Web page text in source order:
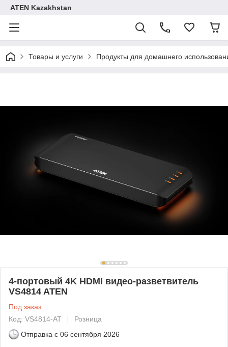
ATEN Kazakhstan
Товары и услуги Продукты для домашнего
4-портовый 4K HDMI видео-разветвитель
VS4814 ATEN
Под заказ
Код: VS4814-AT
Розница
Отправка с 06 сентября 2026